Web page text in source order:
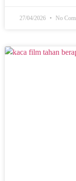
27/04/2026 No